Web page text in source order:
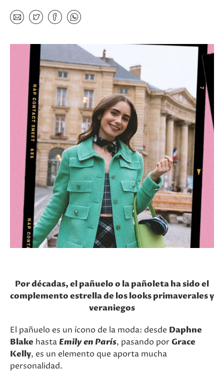
Por décadas, el pañuelo o la pañoleta ha sido el
complemento estrella de los looks primaverales y
veraniegos
El pañuelo es un ícono de la moda: desde Daphne
Blake hasta Emily en París, pasando porGrace
Kelly, es un elemento que aporta mucha
personalidad.